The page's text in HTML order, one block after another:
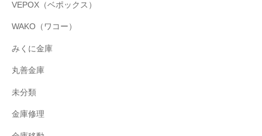
VEPOX（ベポックス）
WAKO（ワコー）
みくに金庫
丸善金庫
未分類
金庫修理